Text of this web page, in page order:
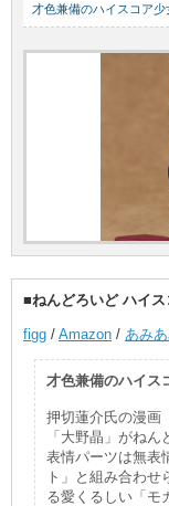
才色兼備のハイスコア少
■ねんどろいど ハイ
figg / Amazon / あみ
才色兼備のハイス
押切蓮介氏の漫画
「大野晶」がねん
表情パーツは無表
ト」と組み合わ
る愛くるしい「モ